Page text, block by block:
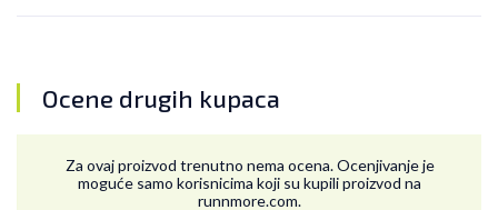
Ocene drugih kupaca
Za ovaj proizvod trenutno nema ocena. Ocenjivanje je
moguće samo korisnicima koji su kupili proizvod na
runnmore.com.